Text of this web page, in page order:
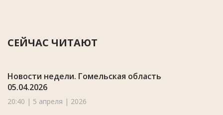
СЕЙЧАС ЧИТАЮТ
Новости недели. Гомельская область
05.04.2026
20:40 | 5 апреля | 2026